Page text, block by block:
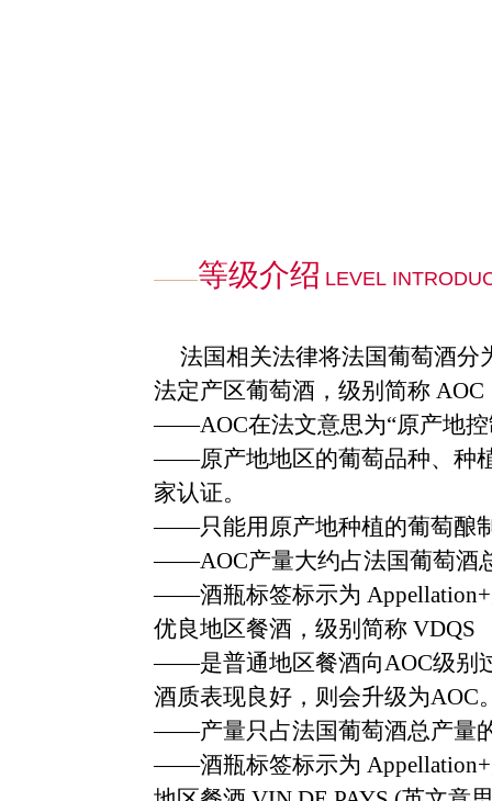
等级介绍 LEVEL
法国相关法律将法国葡萄酒分
法定产区葡萄酒，级别简称 AOC
——AOC在法文意思为“原产地
——原产地地区的葡萄品种、种
家认证。
——只能用原产地种植的葡萄酿
——AOC产量大约占法国葡萄酒
——酒瓶标签标示为 Appellation+
优良地区餐酒，级别简称 VDQS
——是普通地区餐酒向 AOC级别
酒质表现良好，则会升级为AOC
——产量只占法国葡萄酒总产量
——酒瓶标签标示为 Appellation+